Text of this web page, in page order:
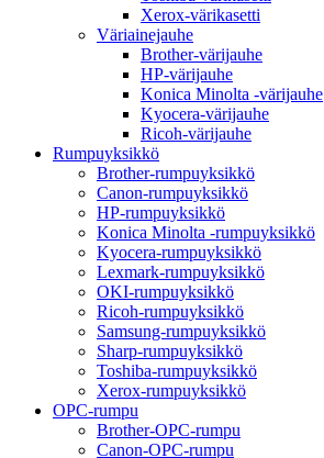
Xerox-värikasetti
Väriainejauhe
Brother-värijauhe
HP-värijauhe
Konica Minolta -värijauhe
Kyocera-värijauhe
Ricoh-värijauhe
Rumpuyksikkö
Brother-rumpuyksikkö
Canon-rumpuyksikkö
HP-rumpuyksikkö
Konica Minolta -rumpuyksikkö
Kyocera-rumpuyksikkö
Lexmark-rumpuyksikkö
OKI-rumpuyksikkö
Ricoh-rumpuyksikkö
Samsung-rumpuyksikkö
Sharp-rumpuyksikkö
Toshiba-rumpuyksikkö
Xerox-rumpuyksikkö
OPC-rumpu
Brother-OPC-rumpu
Canon-OPC-rumpu